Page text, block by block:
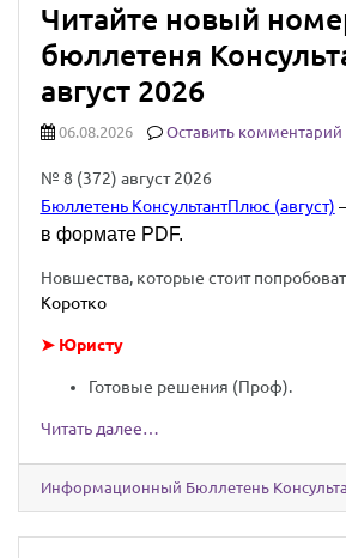
Читайте новый
бюллетеня
август 2026
06.08.2026 Оставить комментарий
№ 8 (372) август 2026
Бюллетень КонсультантПлюс (август)
в формате PDF.
Новшества, которые стоит
Коротко
➤ Юристу
Готовые решения (Проф).
Читать далее…
Информационный Бюллетень